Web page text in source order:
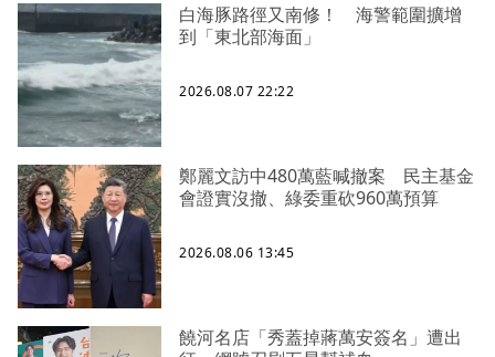
白海豚路徑又南修！ 海警範圍擴增
到「東北部海面」
2026.08.07 22:22
鄭麗文訪中480萬藍喊撤案 民主基金
會證實沒撤、綠委重砍960萬預算
2026.08.06 13:45
饒河名店「秀蓋掉蔣萬安簽名」遭出